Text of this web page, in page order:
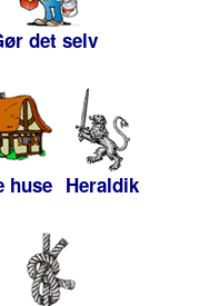
det selv
huse Heraldik